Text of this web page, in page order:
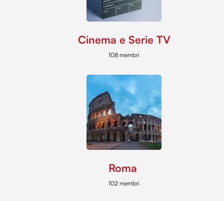
Cinema e Serie TV
108 membri
Roma
102 membri